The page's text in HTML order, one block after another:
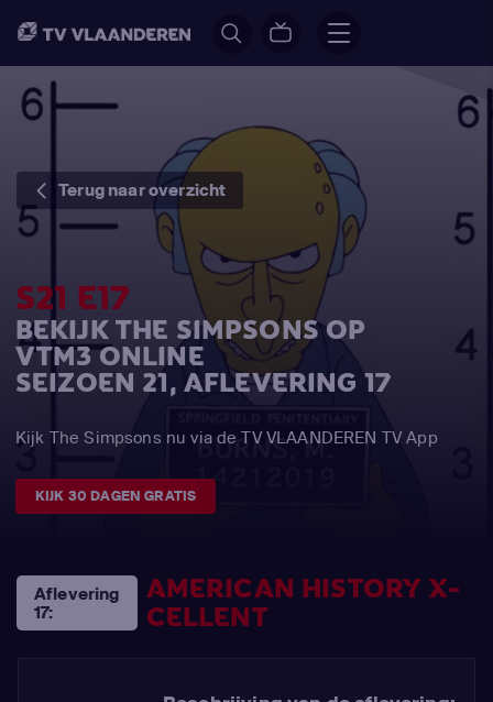
Terug naar overzicht
S21 E17
BEKIJK THE SIMPSONS OP
VTM3 ONLINE
SEIZOEN 21, AFLEVERING 17
Kijk The Simpsons nu via de TV VLAANDEREN TV App
KIJK 30 DAGEN GRATIS
Aflevering
17:
AMERICAN HISTORY X-
CELLENT